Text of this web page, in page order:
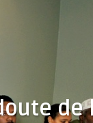
de